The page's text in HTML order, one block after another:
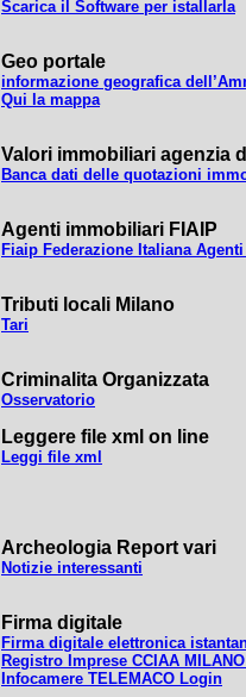
Scarica il Software per istallarla
Geo portale
informazione geografica
Qui la mappa
Valori immobiliari agenzia
Banca dati delle quotazioni
Agenti immobiliari FIAIP
Fiaip Federazione Italiana
Tributi locali Milano
Tari
Criminalita Organizzata
Osservatorio
Leggere file xml on line
Leggi file xml
Archeologia Report vari
Notizie interessanti
Firma digitale
Firma digitale elettronica
Registro Imprese CCIAA
Infocamere TELEMACO Login